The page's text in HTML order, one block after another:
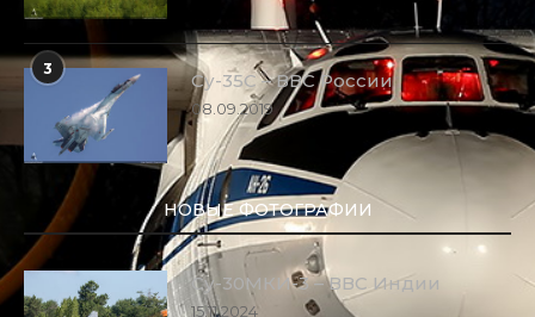
3
Су-35С – ВВС России
08.09.2019
НОВЫЕ ФОТОГРАФИИ
Су-30МКИ-3 – ВВС Индии
15.11.2024